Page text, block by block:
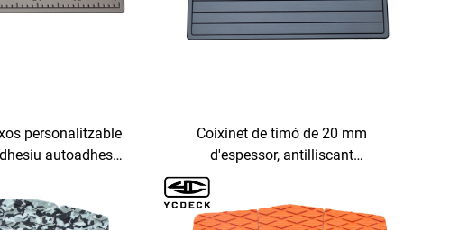
personalitzable
autoadhesiu
Coixinet de timó de 20 mm
d'espessor, antilliscant
personalitzable YCDECK EVA de
14x36 polzades per a embarcació